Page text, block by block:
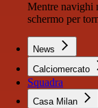
Mentre navighi
schermo per
News
Calciomercato
Squadra
Casa Milan